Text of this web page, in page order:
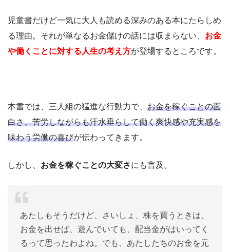
児童書だけど一気に大人も読める深みのある本にたらしめ
る理由。それが単なるお金儲けの話には収まらない、 お金
や働くことに対する人生の考え方が登場するところです。
本書では、三人組の猛進な行動力で、 お金を稼ぐことの面
白さ、苦労しながらも汗水垂らして働く爽快感や充実感を
味わう労働の喜びが伝わってきます。
しかし、 お金を稼ぐことの大変さにも言及。
あたしもそうだけど、さいしょ、株を買うときは、
お金を出せば、遊んでいても、配当金がはいってく
るって思ったわよね。でも、あたしたちのお金を元